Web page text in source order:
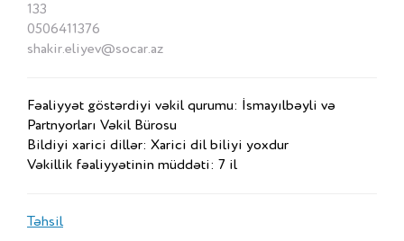
133
0506411376
shakir.eliyev@socar.az
Fəaliyyət göstərdiyi vəkil qurumu: İsmayılbəyli və
Partnyorları Vəkil Bürosu
Bildiyi xarici dillər: Xarici dil biliyi yoxdur
Vəkillik fəaliyyətinin müddəti: 7 il
Təhsil